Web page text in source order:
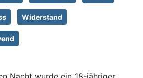
Widerstand